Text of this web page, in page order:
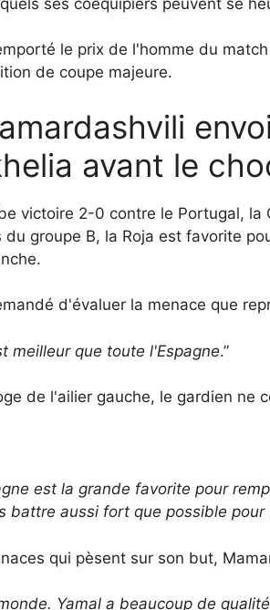
le prix de l'homme du
de coupe majeure.
avant le
victoire 2-0 contre le Portugal,
groupe B, la Roja est favorite
d'évaluer la menace que
meilleur que toute l'Espagne.”
de l'ailier gauche, le gardien ne
est la grande favorite pour
battre aussi fort que possible pour
qui pèsent sur son but,
Yamal a beaucoup de